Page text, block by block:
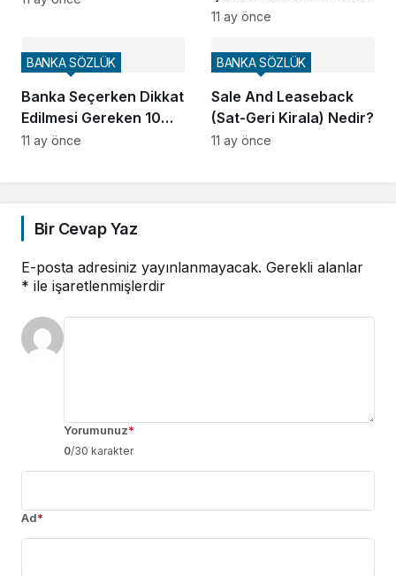
Güvence Nasıl
11 ay önce
Banka Seçerken Dikkat
Edilmesi Gereken 10
Önemli Faktör
BANKA SÖZLÜK
11 ay önce
Sale And Leaseback
(Sat-Geri Kirala) Nedir?
BANKA SÖZLÜK
11 ay önce
Bir Cevap Yaz
E-posta adresiniz yayınlanmayacak. Gerekli alanlar
* ile işaretlenmişlerdir
Yorumunuz*
0/30 karakter
Ad*